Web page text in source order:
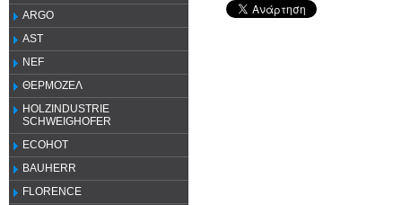
ARGO
AST
NEF
ΘΕΡΜΟΖΕΛ
HOLZINDUSTRIE
SCHWEIGHOFER
ECOHOT
BAUHERR
FLORENCE